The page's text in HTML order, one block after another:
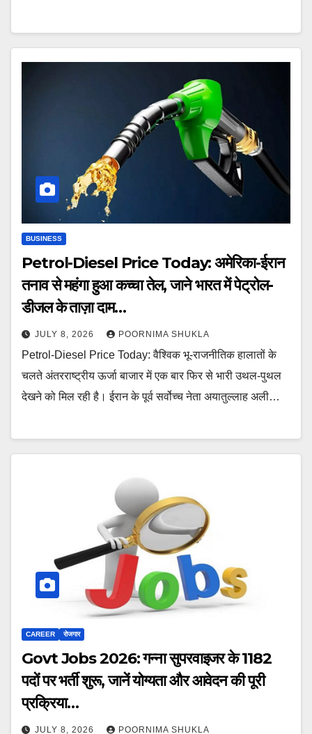
BUSINESS
Petrol-Diesel Price Today: अमेरिका-ईरान
तनाव से महंगा हुआ कच्चा तेल, जाने भारत में पेट्रोल-
डीजल के ताज़ा दाम…
JULY 8, 2026 POORNIMA SHUKLA
Petrol-Diesel Price Today: वैश्विक भू-राजनीतिक हालातों के
चलते अंतरराष्ट्रीय ऊर्जा बाजार में एक बार फिर से भारी उथल-पुथल
देखने को मिल रही है। ईरान के पूर्व सर्वोच्च नेता अयातुल्लाह अली…
CAREER रोजगार
Govt Jobs 2026: गन्ना सुपरवाइजर के 1182
पदों पर भर्ती शुरू, जानें योग्यता और आवेदन की पूरी
प्रक्रिया…
JULY 8, 2026 POORNIMA SHUKLA